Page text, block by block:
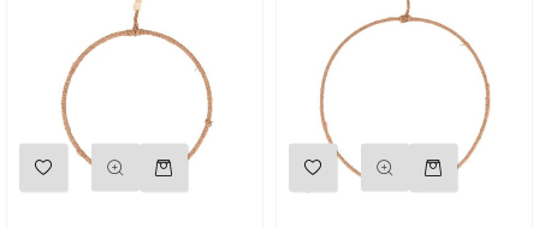
Quantità